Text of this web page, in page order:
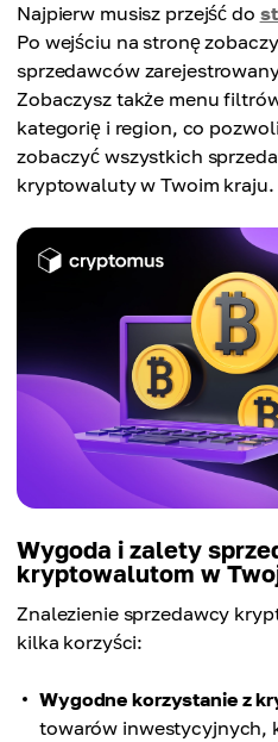
Najpierw musisz przejść do
Po wejściu na stronę
sprzedawców
Zobaczysz także menu
kategorię i region, co
zobaczyć wszystkich
kryptowaluty w Twoim kraju.
Wygoda i zalety
kryptowalutom w
Znalezienie sprzedawcy
kilka korzyści:
Wygodne korzystanie z
towarów inwestycyjnych,